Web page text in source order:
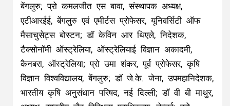
बेंगलुरु; प्रो कमलजीत एस बावा, संस्थापक अध्यक्ष,
एटीआरईई, बेंगलुरु एवं एमीर्टस प्रोफेसर, यूनिवर्सिटी ऑफ
मैसाचुसेट्स बोस्टन; डॉ केविन आर थिएले, निदेशक,
टैक्सोनॉमी ऑस्ट्रेलिया, ऑस्ट्रेलियाई विज्ञान अकादमी,
कैनबरा, ऑस्ट्रेलिया; प्रो उमा शंकर, पूर्व प्रोफेसर, कृषि
विज्ञान विश्वविद्यालय, बेंगलुरु; डॉ जे.के. जेना, उपमहानिदेशक,
भारतीय कृषि अनुसंधान परिषद, नई दिल्ली; डॉ वी बी माथुर,